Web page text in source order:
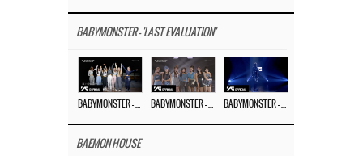
BABYMONSTER - 'LAST EVALUATION'
BAEMON HOUSE